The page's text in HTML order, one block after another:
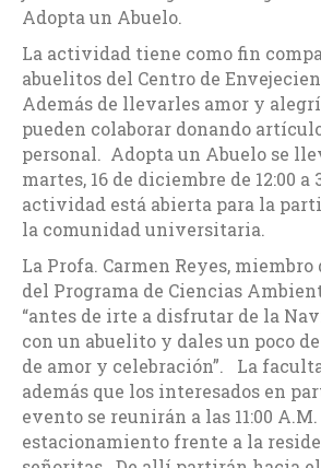
Adopta un Abuelo.
La actividad tiene como fin
abuelitos del Centro de
Además de llevarles amor y
pueden colaborar donando
personal. Adopta un Abuelo se
martes, 16 de diciembre de 12:00 a
actividad está abierta para la
la comunidad universitaria.
La Profa. Carmen Reyes,
del Programa de Ciencias
“antes de irte a disfrutar de la
con un abuelito y dales un poco
de amor y celebración”. La
además que los interesados en
evento se reunirán a las 11:00
estacionamiento frente a la